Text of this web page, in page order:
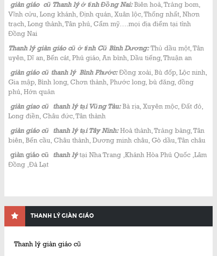
giàn giáo cũ Thanh lý ở tỉnh Đồng Nai: Biên hoà, Trảng bom,
Vĩnh cửu, Long khánh, Định quán, Xuân lộc, Thống nhất, Nhơn
trạch, Long thành, Tân phú, Cẩm mỹ….mọi địa điểm tại tỉnh
Đồng Nai
Thanh lý giàn giáo cũ ở tỉnh Cũ Bình Dương:Thủ dầu một, Tân
uyên, Dĩ an, Bến cát, Phú giáo, An bình, Dầu tiếng, Thuận an
giàn giáo cũ thanh lý Bình Phước:Đồng xoài, Bù đốp, Lộc ninh,
Gia mập, Bình long, Chơn thành, Phước long, bù đăng, đồng
phú, Hớn quản
giàn giao cũ thanh lý tại Vũng Tàu:Bà rịa, Xuyên mộc, Đất đỏ,
Long điền, Châu đức, Tân thành
giàn giáo cũ thanh lý tại Tây Ninh: Hoà thành, Trảng bàng, Tân
biên, Bến cầu, Châu thành, Dương minh châu, Gò dầu, Tân châu
giàn giáo cũ thanh lýtại Nha Trang ,Khánh Hòa Phú Quốc ,Lâm
Đồng ,Đà Lạt
THANH LÝ GIÀN GIÁO
Thanh lý giàn giáo cũ